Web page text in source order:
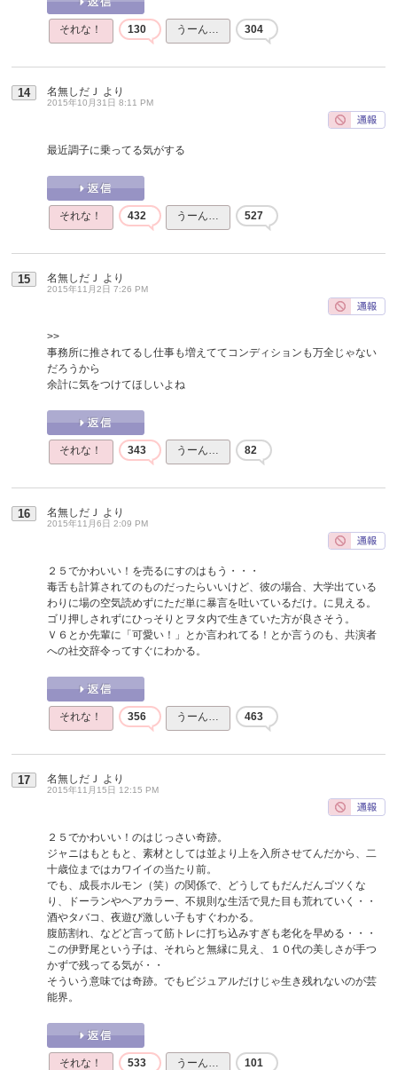
それな！ 130 うーん… 304
14 名無しだＪ より
2015年10月31日 8:11 PM
最近調子に乗ってる気がする
それな！ 432 うーん… 527
15 名無しだＪ より
2015年11月2日 7:26 PM
>>
事務所に推されてるし仕事も増えててコンディションも万全じゃない
だろうから
余計に気をつけてほしいよね
それな！ 343 うーん… 82
16 名無しだＪ より
2015年11月6日 2:09 PM
２５でかわいい！を売るにすのはもう・・・
毒舌も計算されてのものだったらいいけど、彼の場合、大学出ている
わりに場の空気読めずにただ単に暴言を吐いているだけ。に見える。
ゴリ押しされずにひっそりとヲタ内で生きていた方が良さそう。
Ｖ６とか先輩に「可愛い！」とか言われてる！とか言うのも、共演者
への社交辞令ってすぐにわかる。
それな！ 356 うーん… 463
17 名無しだＪ より
2015年11月15日 12:15 PM
２５でかわいい！のはじっさい奇跡。
ジャニはもともと、素材としては並より上を入所させてんだから、二
十歳位まではカワイイの当たり前。
でも、成長ホルモン（笑）の関係で、どうしてもだんだんゴツくな
り、ドーランやヘアカラー、不規則な生活で見た目も荒れていく・・
酒やタバコ、夜遊び激しい子もすぐわかる。
腹筋割れ、などど言って筋トレに打ち込みすぎも老化を早める・・・
この伊野尾という子は、それらと無縁に見え、１０代の美しさが手つ
かずで残ってる気が・・
そういう意味では奇跡。でもビジュアルだけじゃ生き残れないのが芸
能界。
それな！ 533 うーん… 101